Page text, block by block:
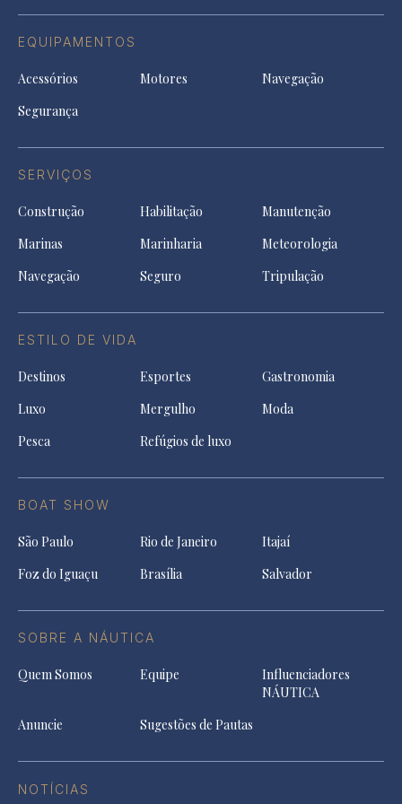
EQUIPAMENTOS
Acessórios Motores
Navegação
Segurança
SERVIÇOS
Construção Habilitação
Manutenção
Marinas
Marinharia
Meteorologia
Navegação
Seguro Tripulação
ESTILO DE VIDA
Destinos Esportes
Gastronomia
Luxo
Mergulho
Moda
Pesca
Refúgios de luxo
BOAT SHOW
São Paulo Rio de Janeiro
Itajaí
Foz do Iguaçu
Brasília Salvador
SOBRE A NÁUTICA
Quem Somos Equipe
Influenciadores
NÁUTICA
Anuncie
Sugestões de Pautas
NOTÍCIAS